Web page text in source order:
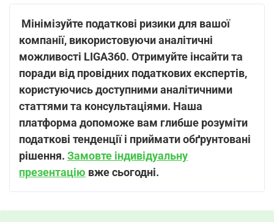
Мінімізуйте податкові ризики для вашої
компанії, використовуючи аналітичні
можливості LIGA360. Отримуйте інсайти та
поради від провідних податкових експертів,
користуючись доступними аналітичними
статтями та консультаціями. Наша
платформа допоможе вам глибше розуміти
податкові тенденції і приймати обґрунтовані
рішення. Замовте індивідуальну
презентацію вже сьогодні.